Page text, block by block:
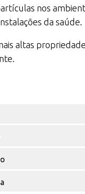
nos
da saúde.
altas